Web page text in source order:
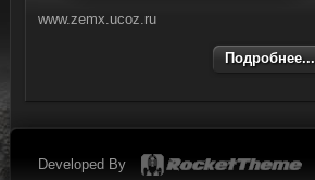
www.zemx.ucoz.ru
Подробнее...
Developed By